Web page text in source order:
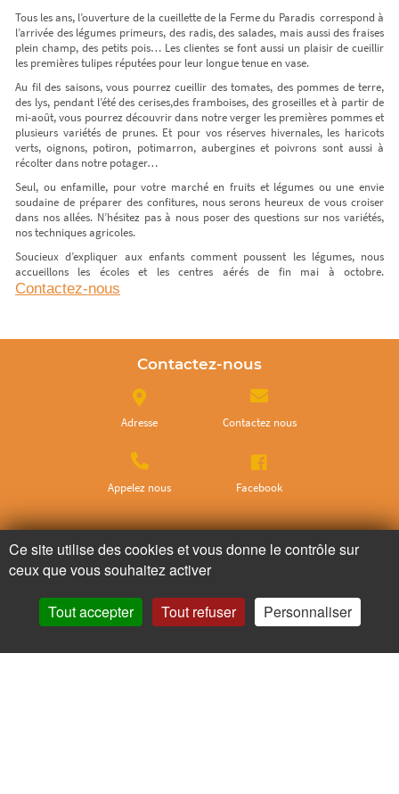
Tous les ans, l’ouverture de la cueillette de la Ferme du Paradis correspond à
l’arrivée des légumes primeurs, des radis, des salades, mais aussi des fraises
plein champ, des petits pois… Les clientes se font aussi un plaisir de cueillir
les premières tulipes réputées pour leur longue tenue en vase.
Au fil des saisons, vous pourrez cueillir des tomates, des pommes de terre,
des lys, pendant l’été des cerises,des framboises, des groseilles et à partir de
mi-août, vous pourrez découvrir dans notre verger les premières pommes et
plusieurs variétés de prunes. Et pour vos réserves hivernales, les haricots
verts, oignons, potiron, potimarron, aubergines et poivrons sont aussi à
récolter dans notre potager…
Seul, ou enfamille, pour votre marché en fruits et légumes ou une envie
soudaine de préparer des confitures, nous serons heureux de vous croiser
dans nos allées. N’hésitez pas à nous poser des questions sur nos variétés,
nos techniques agricoles.
Soucieux d’expliquer aux enfants comment poussent les légumes, nous
accueillons les écoles et les centres aérés de fin mai à octobre.
Contactez-nous
Contactez-nous
Adresse Contactez nous
Appelez nous Facebook
Ne ratez plus rien,
Abonnez-vous à notre newsletter
Ce site utilise des cookies et vous donne le contrôle sur
ceux que vous souhaitez activer
Tout accepter Tout refuser Personnaliser